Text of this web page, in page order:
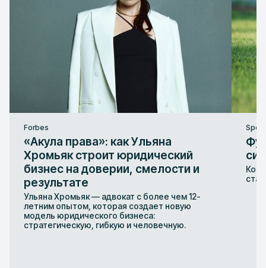
Forbes
«Акула права»: как Ульяна
Хромьяк строит юридический
бизнес на доверии, смелости и
результате
Ульяна Хромьяк — адвокат с более чем 12-
летним опытом, которая создает новую
модель юридического бизнеса:
стратегическую, гибкую и человечную.